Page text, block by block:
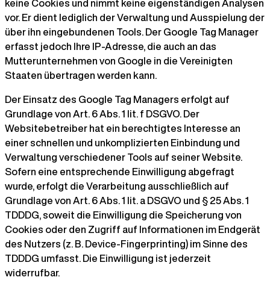
vor. Er dient lediglich der Verwaltung und Ausspielung der
über ihn eingebundenen Tools. Der Google Tag Manager
erfasst jedoch Ihre IP-Adresse, die auch an das
Mutterunternehmen von Google in die Vereinigten
Staaten übertragen werden kann.
Der Einsatz des Google Tag Managers erfolgt auf
Grundlage von Art. 6 Abs. 1 lit. f DSGVO. Der
Websitebetreiber hat ein berechtigtes Interesse an
einer schnellen und unkomplizierten Einbindung und
Verwaltung verschiedener Tools auf seiner Website.
Sofern eine entsprechende Einwilligung abgefragt
wurde, erfolgt die Verarbeitung ausschließlich auf
Grundlage von Art. 6 Abs. 1 lit. a DSGVO und § 25 Abs. 1
TDDDG, soweit die Einwilligung die Speicherung von
Cookies oder den Zugriff auf Informationen im Endgerät
des Nutzers (z. B. Device-Fingerprinting) im Sinne des
TDDDG umfasst. Die Einwilligung ist jederzeit
widerrufbar.